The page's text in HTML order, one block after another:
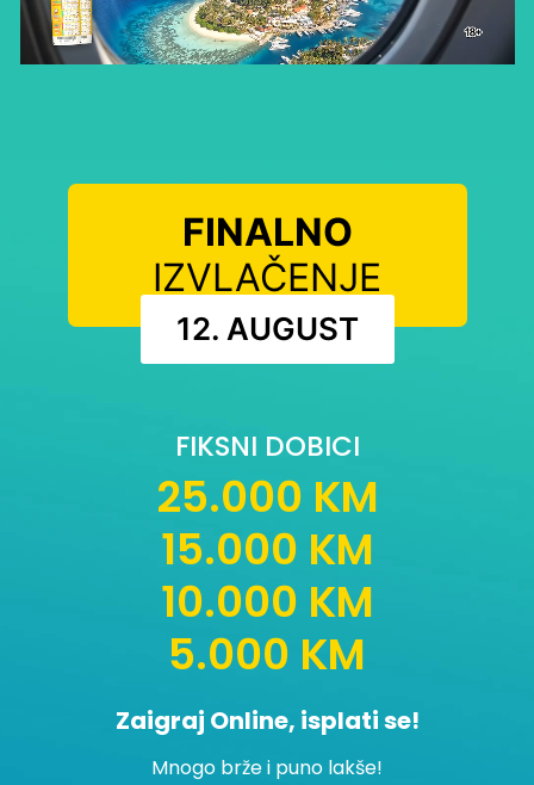
FINALNO
IZVLAČENJE
12. AUGUST
FIKSNI DOBICI
25.000 KM
15.000 KM
10.000 KM
5.000 KM
Zaigraj Online, isplati se!
Mnogo brže i puno lakše!